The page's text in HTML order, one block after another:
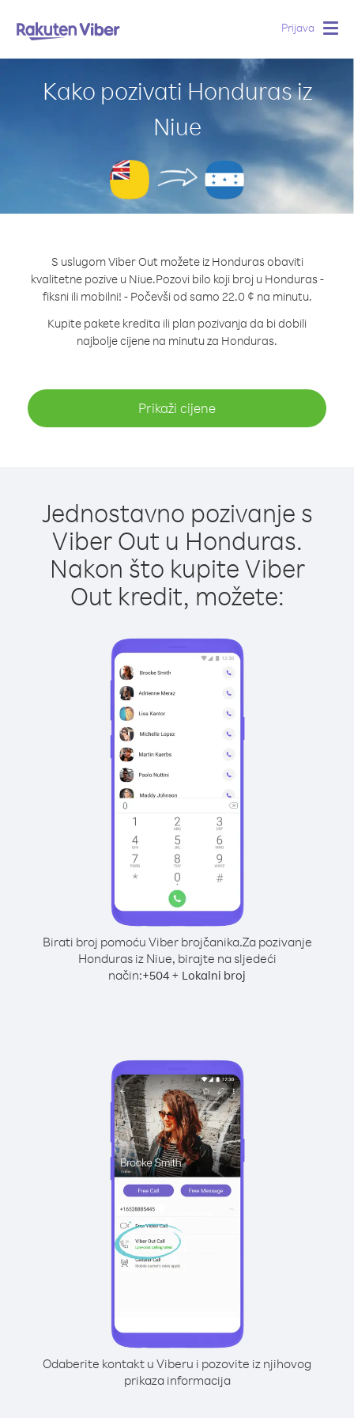
Prijava
Kako pozivati Honduras iz
Niue
S uslugom Viber Out možete iz Honduras obaviti
kvalitetne pozive u Niue.Pozovi bilo koji broj u Honduras -
fiksni ili mobilni! - Počevši od samo 22.0 ¢ na minutu.
Kupite pakete kredita ili plan pozivanja da bi dobili
najbolje cijene na minutu za Honduras.
Prikaži cijene
Jednostavno pozivanje s
Viber Out u Honduras.
Nakon što kupite Viber
Out kredit, možete:
Birati broj pomoću Viber brojčanika.Za pozivanje
Honduras iz Niue, birajte na sljedeći
način:+504 + Lokalni broj
Odaberite kontakt u Viberu i pozovite iz njihovog
prikaza informacija